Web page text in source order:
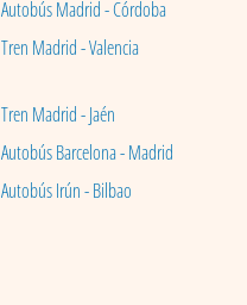
Autobús Madrid - Córdoba
Tren Madrid - Valencia
Tren Madrid - Jaén
Autobús Barcelona - Madrid
Autobús Irún - Bilbao